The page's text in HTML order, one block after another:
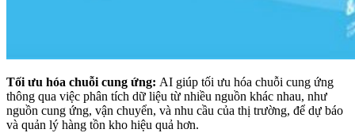
Tối ưu hóa chuỗi cung ứng: AI giúp tối ưu hóa chuỗi cung ứng
thông qua việc phân tích dữ liệu từ nhiều nguồn khác nhau, như
nguồn cung ứng, vận chuyển, và nhu cầu của thị trường, để dự báo
và quản lý hàng tồn kho hiệu quả hơn.